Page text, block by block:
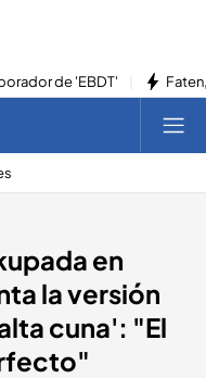
de 'EBDT'
en
la versión
cuna': "El